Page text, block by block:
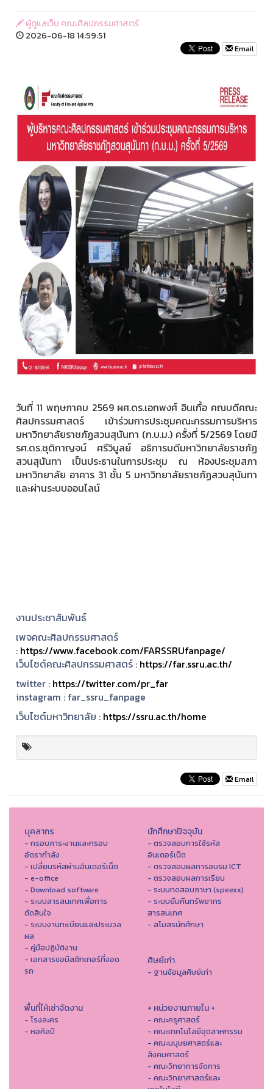
ผู้ดูแลเว็บ คณะศิลปกรรมศาสตร์
2026-06-18 14:59:51
Email
วันที่ 11 พฤษภาคม 2569 ผศ.ดร.เอกพงศ์ อินเกื้อ คณบดีคณะ
ศิลปกรรมศาสตร์ เข้าร่วมการประชุมคณะกรรมการบริหาร
มหาวิทยาลัยราชภัฏสวนสุนันทา (ก.บ.ม.) ครั้งที่ 5/2569 โดยมี
รศ.ดร.ชุติกาญจน์ ศรีวิบูลย์ อธิการบดีมหาวิทยาลัยราชภัฏ
สวนสุนันทา เป็นประธานในการประชุม ณ ห้องประชุมสภา
มหาวิทยาลัย อาคาร 31 ชั้น 5 มหาวิทยาลัยราชภัฏสวนสุนันทา
และผ่านระบบออนไลน์
งานประชาสัมพันธ์
เพจคณะศิลปกรรมศาสตร์
: https://www.facebook.com/FARSSRUfanpage/
เว็บไซต์คณะศิลปกรรมศาสตร์ : https://far.ssru.ac.th/
twitter : https://twitter.com/pr_far
instagram : far_ssru_fanpage
เว็บไซต์มหาวิทยาลัย : https://ssru.ac.th/home
Email
บุคลากร
- กรอบภาระงานและกรอบ
อัตรากำลัง
- เปลี่ยนรหัสผ่านอินเตอร์เน็ต
- e-office
- Download software
- ระบบสารสนเทศเพื่อการ
ตัดสินใจ
- ระบบงานทะเบียนและประมวล
ผล
- คู่มือปฏิบัติงาน
- เอกสารขอมีสติกเกอร์ที่จอด
รถ
นักศึกษาปัจจุบัน
- ตรวจสอบการใช้รหัส
อินเตอร์เน็ต
- ตรวจสอบผลการอบรม ICT
- ตรวจสอบผลการเรียน
- ระบบทดสอบภาษา (speexx)
- ระบบยืมคืนทรัพยากร
สารสนเทศ
- สโมสรนักศึกษา
ศิษย์เก่า
- ฐานข้อมูลศิษย์เก่า
พื้นที่ให้เช่าจัดงาน
- โรงละคร
- หอศิลป์
+ หน่วยงานภายใน +
- คณะครุศาสตร์
- คณะเทคโนโลยีอุตสาหกรรม
- คณะมนุษยศาสตร์และ
สังคมศาสตร์
- คณะวิทยาการจัดการ
- คณะวิทยาศาสตร์และ